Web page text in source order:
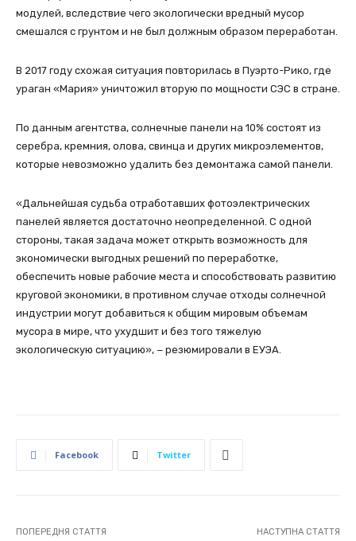
модулей, вследствие чего экологически вредный мусор
смешался с грунтом и не был должным образом переработан.
В 2017 году схожая ситуация повторилась в Пуэрто-Рико, где
ураган «Мария» уничтожил вторую по мощности СЭС в стране.
По данным агентства, солнечные панели на 10% состоят из
серебра, кремния, олова, свинца и других микроэлементов,
которые невозможно удалить без демонтажа самой панели.
«Дальнейшая судьба отработавших фотоэлектрических
панелей является достаточно неопределенной. С одной
стороны, такая задача может открыть возможность для
экономически выгодных решений по переработке,
обеспечить новые рабочие места и способствовать развитию
круговой экономики, в противном случае отходы солнечной
индустрии могут добавиться к общим мировым объемам
мусора в мире, что ухудшит и без того тяжелую
экологическую ситуацию», − резюмировали в ЕУЭА.
Facebook Twitter
ПОПЕРЕДНЯ СТАТТЯ НАСТУПНА СТАТТЯ